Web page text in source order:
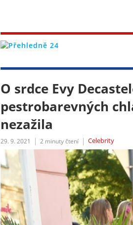
O srdce Evy
pestrobarevných
nezažila
29. 9. 2021 2 minuty čtení Celebrity